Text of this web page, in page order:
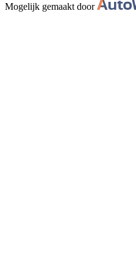
Mogelijk gemaakt door